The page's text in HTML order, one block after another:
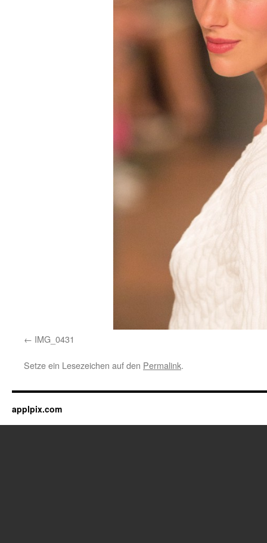
IMG_0431
Setze ein Lesezeichen auf den Permalink.
applpix.com